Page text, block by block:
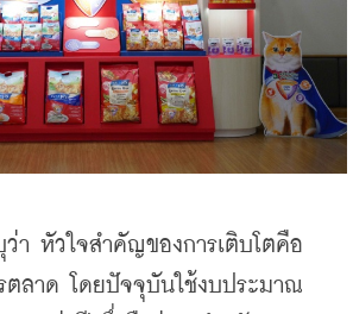
หัวใจสำคัญของการเติบโตคือ
ตลาด โดยปัจจุบันใช้งบประมาณ